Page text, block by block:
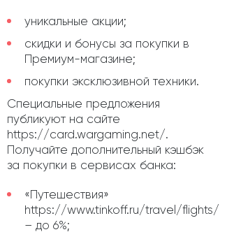
уникальные акции;
скидки и бонусы за покупки в
Премиум-магазине;
покупки эксклюзивной техники.
Специальные предложения
публикуют на сайте
https://card.wargaming.net/.
Получайте дополнительный кэшбэк
за покупки в сервисах банка:
«Путешествия»
https://www.tinkoff.ru/travel/flights/
– до 6%;